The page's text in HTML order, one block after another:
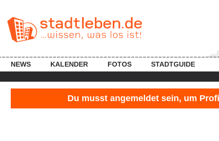
NEWS KALENDER FOTOS STADTGUIDE
Du musst angemeldet sein, um